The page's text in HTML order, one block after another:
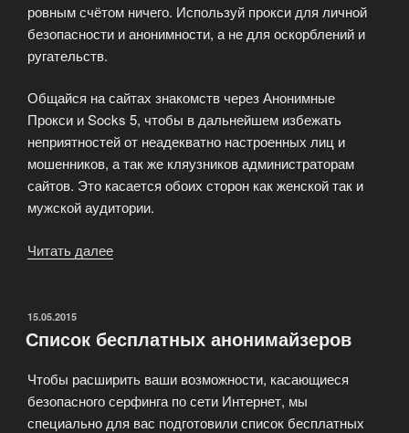
ровным счётом ничего. Используй прокси для личной
безопасности и анонимности, а не для оскорблений и
ругательств.
Общайся на сайтах знакомств через Анонимные
Прокси и Socks 5, чтобы в дальнейшем избежать
неприятностей от неадекватно настроенных лиц и
мошенников, а так же кляузников администраторам
сайтов. Это касается обоих сторон как женской так и
мужской аудитории.
Читать далее
ОПУБЛИКОВАНО
15.05.2015
Список бесплатных анонимайзеров
Чтобы расширить ваши возможности, касающиеся
безопасного серфинга по сети Интернет, мы
специально для вас подготовили список бесплатных